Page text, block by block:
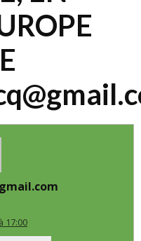
17:00